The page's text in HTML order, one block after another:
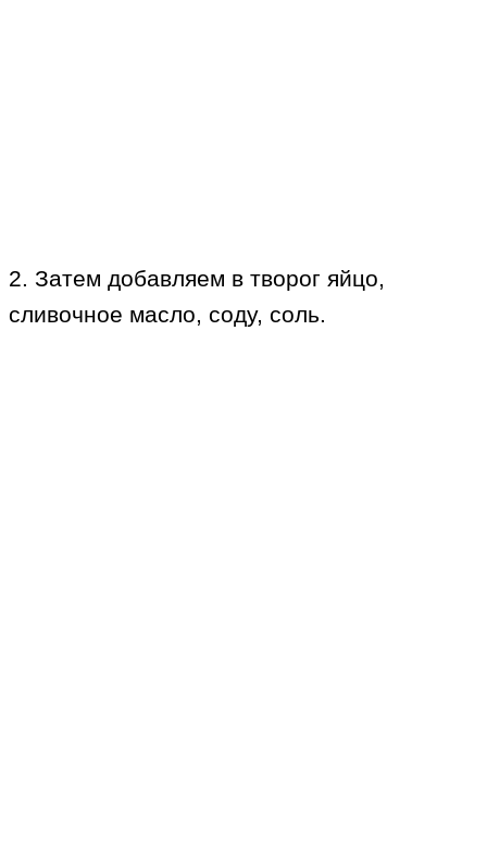
2. Затем добавляем в творог яйцо,
сливочное масло, соду, соль.